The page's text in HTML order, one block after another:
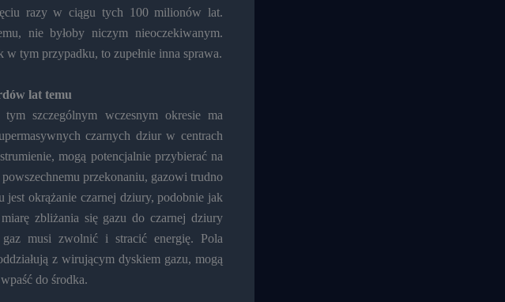
razy w ciągu tych 100 milionów lat.
nie byłoby niczym nieoczekiwanym.
tym przypadku, to zupełnie inna sprawa.
lat temu
szczególnym wczesnym okresie ma
czarnych dziur w centrach
mogą potencjalnie przybierać na
przekonaniu, gazowi trudno
jest okrążanie czarnej dziury, podobnie jak
zbliżania się gazu do czarnej dziury
musi zwolnić i stracić energię. Pola
z wirującym dyskiem gazu, mogą
do środka.